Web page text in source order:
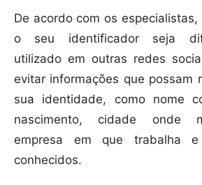
De acordo com os
o seu identificador seja
utilizado em outras redes
evitar informações que possam
sua identidade, como nome
nascimento, cidade onde
empresa em que trabalha
conhecidos.